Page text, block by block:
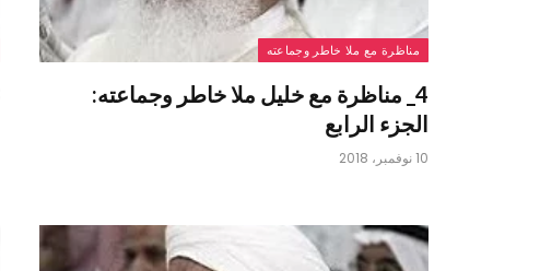
مناظرة مع ملا خاطر وجماعته
4_ مناظرة مع خليل ملا خاطر وجماعته:
الجزء الرابع
10 نوفمبر، 2018